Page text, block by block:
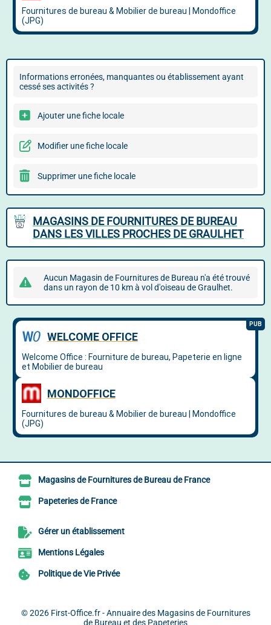
Informations erronées, manquantes ou établissement ayant
cessé ses activités ?
Ajouter une fiche locale
Modifier une fiche locale
Supprimer une fiche locale
MAGASINS DE FOURNITURES DE BUREAU
DANS LES VILLES PROCHES DE GRAULHET
Aucun Magasin de Fournitures de Bureau n'a été trouvé
dans un rayon de 10 km à vol d'oiseau de Graulhet.
Magasins de Fournitures de Bureau de France
Papeteries de France
Gérer un établissement
Mentions Légales
Politique de Vie Privée
© 2026 First-Office.fr - Annuaire des Magasins de Fournitures
de Bureau et des Papeteries